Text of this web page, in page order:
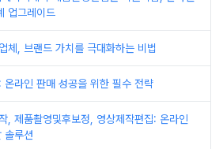
업그레이드
체, 브랜드 가치를 극대화하는 비법
온라인 판매 성공을 위한 필수 전략
, 제품촬영및후보정, 영상제작편집: 온라인
솔루션